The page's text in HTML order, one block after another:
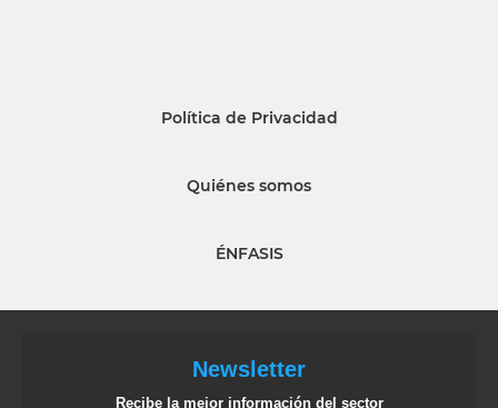
Política de Privacidad
Quiénes somos
ÉNFASIS
Newsletter
Recibe la mejor información del sector